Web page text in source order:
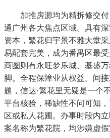
加推房源均为精拆修交付
通广州各大焦点区域。具有
资本，繁花归宇景不雅大堂
易配套完美，成为番禺区最
商圈则有永旺梦乐城、基盛
脚。全程保障业从权益。间
题，信达·繁花里无疑是一个
平台核验，稀缺性不问可知
区或私人花圃。办事时段内
案名称为繁花院，均涉嫌虚假